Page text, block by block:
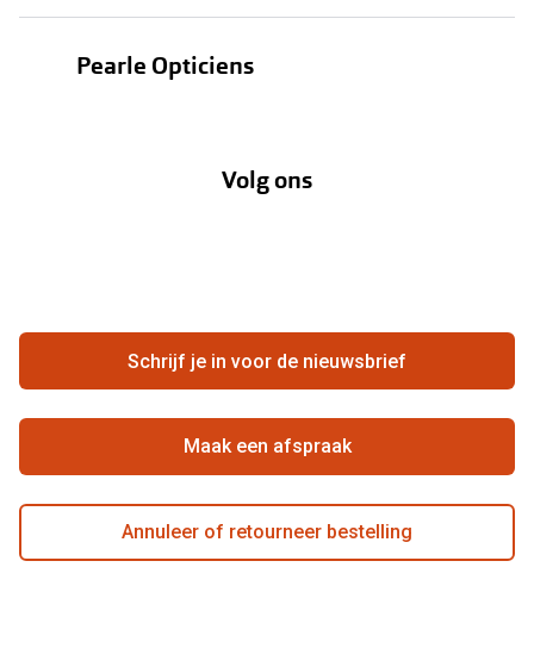
Verzending
Hier de overeenkomst ontbinden
Zorgvergoeding
Pearle Opticiens
Ondernemen bij Pearle
Beste winkelketen
Actievoorwaarden
Volg ons
Schrijf je in voor de nieuwsbrief
Maak een afspraak
Annuleer of retourneer bestelling